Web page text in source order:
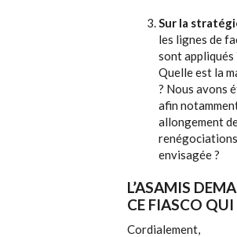
Sur la
les lignes de
sont appliqués
Quelle est la
? Nous avons
afin
allongement
envisagée ?
L’ASAMIS
CE FIASCO
Cordialement,